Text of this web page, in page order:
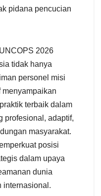
pidana pencucian
2026
tidak hanya
personel misi
menyampaikan
terbaik dalam
profesional, adaptif,
masyarakat.
posisi
dalam upaya
dunia
internasional.